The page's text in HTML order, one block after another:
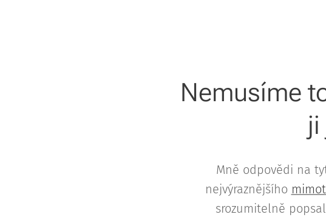
Nemusíme
ji
Mně odpovědi na
nejvýraznějšího
srozumitelně